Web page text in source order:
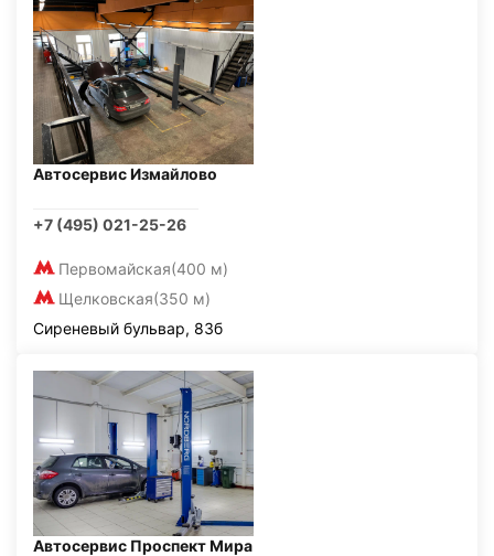
Автосервис Измайлово
+7 (495) 021-25-26
Первомайская(400 м)
Щелковская(350 м)
Сиреневый бульвар, 83б
Автосервис Проспект Мира